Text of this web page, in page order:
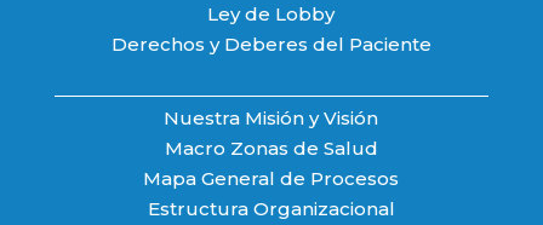
Ley de Lobby
Derechos y Deberes del Paciente
Nuestra Misión y Visión
Macro Zonas de Salud
Mapa General de Procesos
Estructura Organizacional